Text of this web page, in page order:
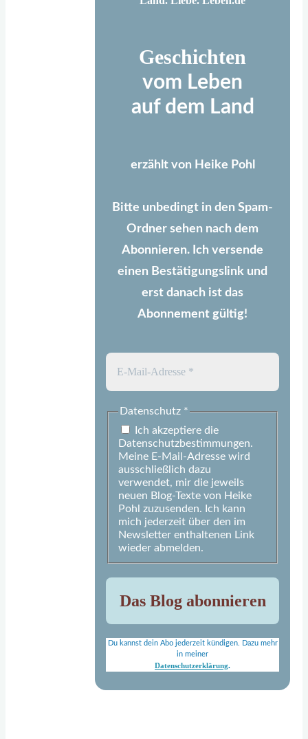
Geschichten
vom Leben
auf dem Land
erzählt von Heike Pohl
Bitte unbedingt in den Spam-
Ordner sehen nach dem
Abonnieren. Ich versende
einen Bestätigungslink und
erst danach ist das
Abonnement gültig!
Datenschutz *
Ich akzeptiere die
Datenschutzbestimmungen.
Meine E-Mail-Adresse wird
ausschließlich dazu
verwendet, mir die jeweils
neuen Blog-Texte von Heike
Pohl zuzusenden. Ich kann
mich jederzeit über den im
Newsletter enthaltenen Link
wieder abmelden.
Du kannst dein Abo jederzeit kündigen. Dazu mehr
in meiner
Datenschutzerklärung.